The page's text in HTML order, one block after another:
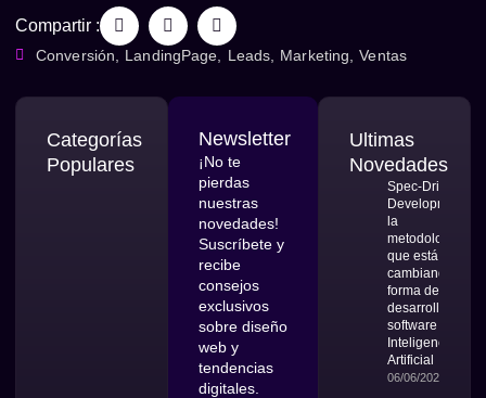
Compartir :
Conversión LandingPage Leads Marketing ,Ventas
Categorías
Populares
Newsletter
¡No te
pierdas
nuestras
novedades!
Suscríbete y
recibe
consejos
exclusivos
sobre diseño
web y
tendencias
digitales.
Ultimas
Novedades
Spec-Driven
Development:
la
metodología
que está
cambiando la
forma de
desarrollar
software con
Inteligencia
Artificial
06/06/2026